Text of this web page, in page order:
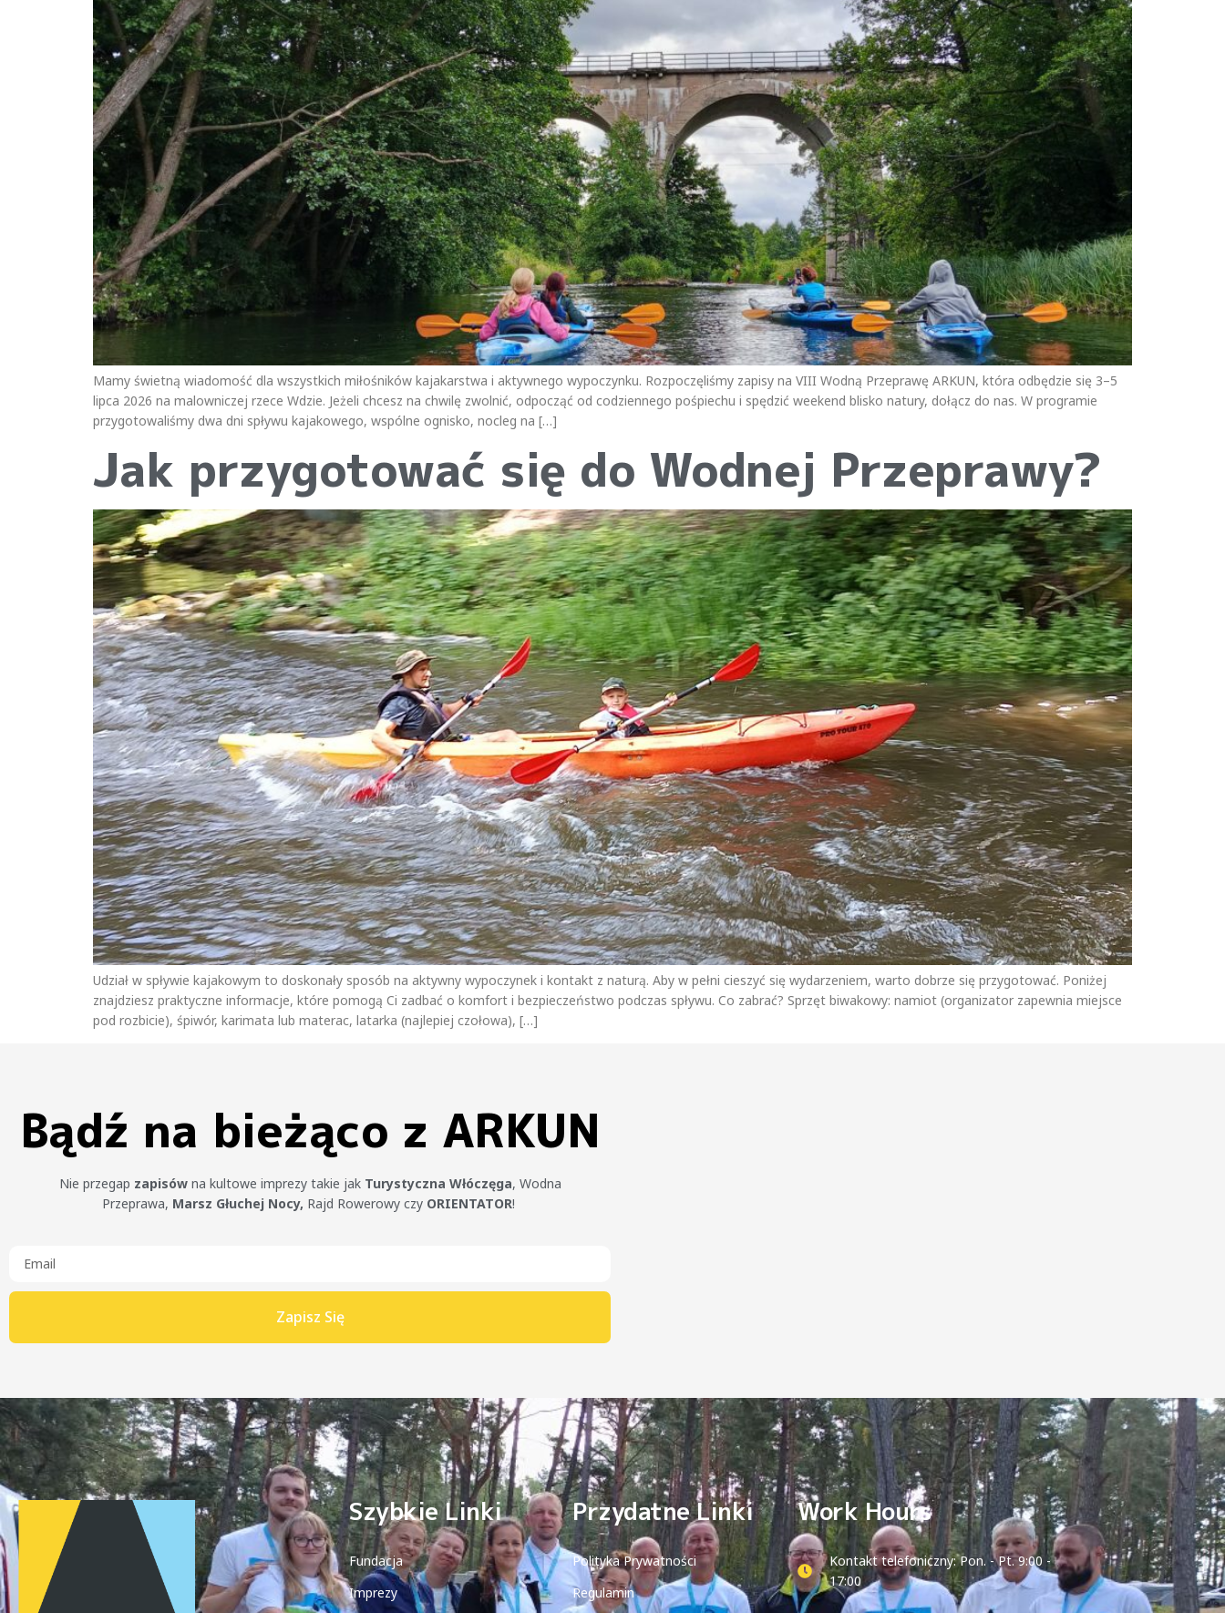
Mamy świetną wiadomość dla wszystkich miłośników kajakarstwa i aktywnego wypoczynku. Rozpoczęliśmy zapisy na VIII Wodną Przeprawę ARKUN, która odbędzie się 3–5
lipca 2026 na malowniczej rzece Wdzie. Jeżeli chcesz na chwilę zwolnić, odpocząć od codziennego pośpiechu i spędzić weekend blisko natury, dołącz do nas. W programie
przygotowaliśmy dwa dni spływu kajakowego, wspólne ognisko, nocleg na […]
Jak przygotować się do Wodnej Przeprawy?
Udział w spływie kajakowym to doskonały sposób na aktywny wypoczynek i kontakt z naturą. Aby w pełni cieszyć się wydarzeniem, warto dobrze się przygotować. Poniżej
znajdziesz praktyczne informacje, które pomogą Ci zadbać o komfort i bezpieczeństwo podczas spływu. Co zabrać? Sprzęt biwakowy: namiot (organizator zapewnia miejsce
pod rozbicie), śpiwór, karimata lub materac, latarka (najlepiej czołowa), […]
Bądź na bieżąco z ARKUN
Nie przegap zapisówna kultowe imprezy takie jak Turystyczna Włóczęga, Wodna
Przeprawa, Marsz Głuchej Nocy, Rajd Rowerowy czy ORIENTATOR!
Zapisz Się
Szybkie Linki
Fundacja
Imprezy
Przydatne Linki
Polityka Prywatności
Regulamin
Work Hours
Kontakt telefoniczny: Pon. - Pt. 9:00 -
17:00